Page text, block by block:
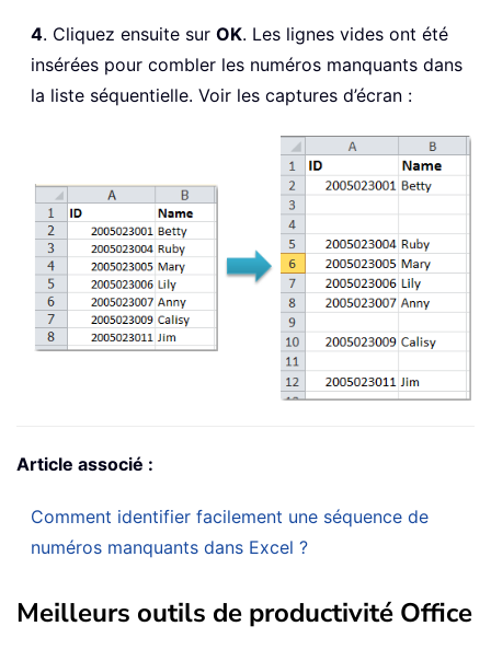
4. Cliquez ensuite sur OK. Les lignes vides ont été
insérées pour combler les numéros manquants dans
la liste séquentielle. Voir les captures d’écran :
Article associé :
Comment identifier facilement une séquence de
numéros manquants dans Excel ?
Meilleurs outils de productivité Office